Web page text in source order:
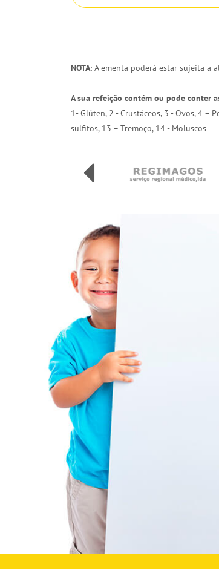
NOTA: A ementa poderá estar sujeita a
A sua refeição contém ou pode conter
1- Glúten, 2 - Crustáceos, 3 - Ovos, 4 –
sulfitos, 13 – Tremoço, 14 - Moluscos